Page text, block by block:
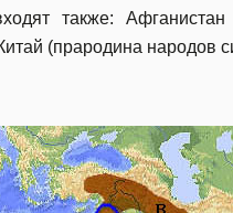
также:
(прародина народов